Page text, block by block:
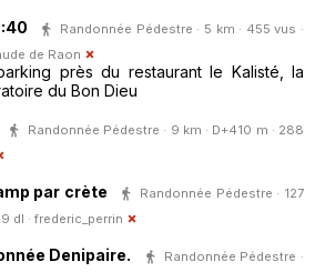
Randonnée Pédestre · 5 km · 455 vus ·
de Raon
près du restaurant le Kalisté, la
du Bon Dieu
Randonnée Pédestre · 9 km · D+410 m · 288
par crète
Randonnée Pédestre · 127
dl · frederic_perrin
Denipaire.
Randonnée Pédestre ·